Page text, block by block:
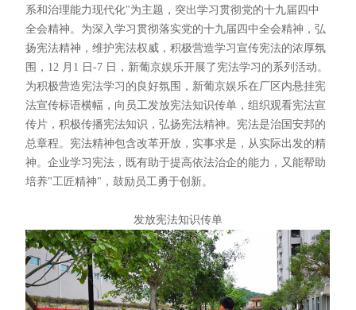
系和治理能力现代化"为主题，突出学习贯彻党的十九届四中
全会精神。为深入学习贯彻落实党的十九届四中全会精神，弘
扬宪法精神，维护宪法权威，积极营造学习宣传宪法的浓厚氛
围，12 月1 日-7 日，新葡京娱乐开展了宪法学习的系列活动。
为积极营造宪法学习的良好氛围，新葡京娱乐在厂区内悬挂宪
法宣传标语横幅，向员工发放宪法知识传单，组织观看宪法宣
传片，积极传播宪法知识，弘扬宪法精神。宪法是治国安邦的
总章程。宪法精神包含改革开放，实事求是，从实际出发的精
神。企业学习宪法，既有助于提高依法治企的能力，又能帮助
培养"工匠精神"，鼓励员工勇于创新。
发放宪法知识传单